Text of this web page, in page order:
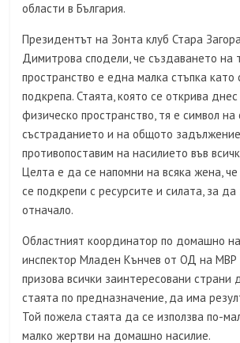
области в България.
Президентът на Зонта клуб Стара
Димитрова сподели, че създаването на
пространство е една малка стъпка като
подкрепа. Стаята, която се открива
физическо пространство, тя е символ
състраданието и на общото
противопоставим на насилието във
Целта е да се напомни на всяка жена,
се подкрепи с ресурсите и силата, за да
отначало.
Областният координатор по домашно
инспектор Младен Кънчев от ОД на МВР
призова всички заинтересовани страни
стаята по предназначение, да има
Той пожела стаята да се използва по-
малко жертви на домашно насилие.